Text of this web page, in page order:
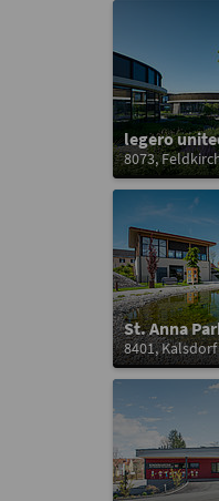
legero
8073,
St. Anna
8401, Kalsdorf